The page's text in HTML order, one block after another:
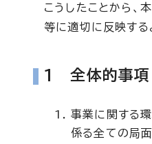
こうしたことから、
等に適切に反映する
1 全体的事項
事業に関する
係る全ての局